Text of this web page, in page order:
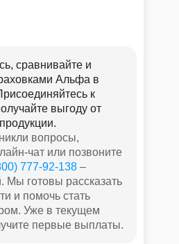
сравнивайте и
Альфа в
к
выгоду от
вопросы,
чат или позвоните
777-92-138–
Мы готовы рассказать
и помочь стать
Уже в текущем
первые выплаты.